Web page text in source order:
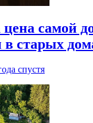
самой
в старых
спустя